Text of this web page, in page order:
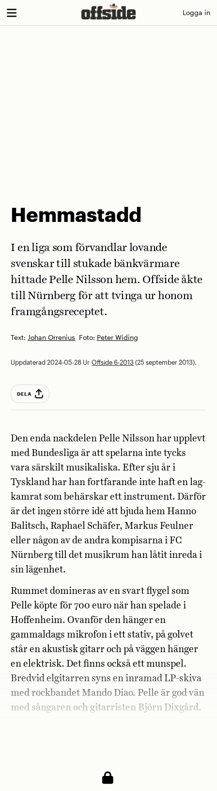
Skip
Logga in
Hemmastadd
Text: Johan Orrenius Foto: Peter Widing
I en liga som förvandlar lovande
svenskar till stukade bänkvärmare
hittade Pelle Nilsson hem. Offside åkte
till Nürnberg för att tvinga ur honom
framgångsreceptet.
Uppdaterad 2024-05-28 UrOffside 6-2013 (25 september 2013).
DELA
Den enda nackdelen Pelle Nilsson har upplevt
med Bundesliga är att spel­arna inte tycks
vara särskilt musikaliska. Efter sju år i
Tyskland har han fortfarande inte haft en lag­
kamrat som behärskar ett instrument. Därför
är det ingen större idé att bjuda hem Hanno
Balitsch, Raphael S­chäfer, Markus Feulner
eller någon av de andra kompisarna i FC
Nürnberg till det musikrum han låtit inreda i
sin lägenhet.
Rummet domineras av en svart flygel som
Pelle köpte för 700 euro när han spelade i
Hoffenheim. Ovanför den hänger en
gammaldags mikrofon i ett stativ, på golvet
står en akustisk gitarr och på väggen hänger
en elektrisk. Det finns också ett munspel.
Bredvid elgitarren syns en inramad LP-skiva
med rockbandet Mando Diao. Pelle är god vän
med sångaren och gitarristen Björn Dixgård.